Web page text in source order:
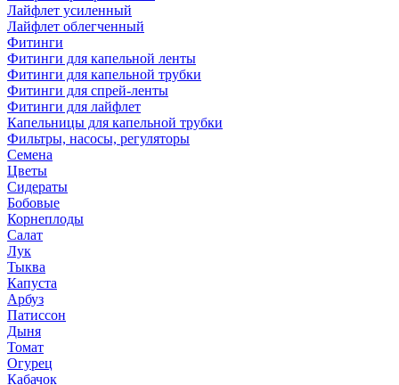
Лайфлет усиленный
Лайфлет облегченный
Фитинги
Фитинги для капельной ленты
Фитинги для капельной трубки
Фитинги для спрей-ленты
Фитинги для лайфлет
Капельницы для капельной трубки
Фильтры, насосы, регуляторы
Семена
Цветы
Сидераты
Бобовые
Корнеплоды
Салат
Лук
Тыква
Капуста
Арбуз
Патиссон
Дыня
Томат
Огурец
Кабачок